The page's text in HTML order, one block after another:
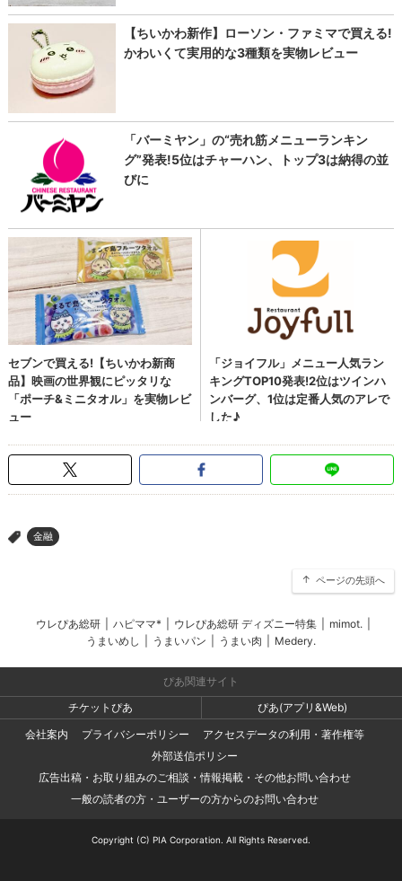
> 金融
ページの先頭へ
ウレぴあ総研 ハピママ* ウレぴあ総研 ディズニー特集 mimot.
うまいめし
うまいパン うまい肉 Medery.
ぴあ関連サイト
チケットぴあ
ぴあ(アプリ&Web)
会社案内
プライバシーポリシー
アクセスデータの利用・著作権等
外部送信ポリシー
広告出稿・お取り組みのご相談・情報掲載・その他お問い合わせ
一般の読者の方・ユーザーの方からのお問い合わせ
Copyright (C) PIA Corporation. All Rights Reserved.